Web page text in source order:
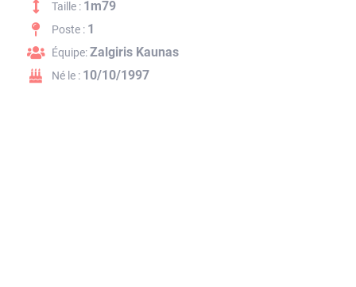
Taille : 1m79
Poste : 1
Équipe:Zalgiris Kaunas
Né le : 10/10/1997